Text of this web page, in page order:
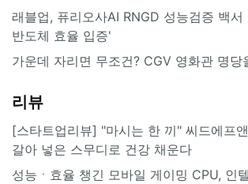
래블업, 퓨리오사AI RNGD 성능검증 백서
반도체 효율 입증'
가운데 자리면 무조건? CGV 영화관 명당
리뷰
[스타트업리뷰] "마시는 한 끼" 씨드에프
갈아 넣은 스무디로 건강 채운다
성능ㆍ효율 챙긴 모바일 게이밍 CPU, 인